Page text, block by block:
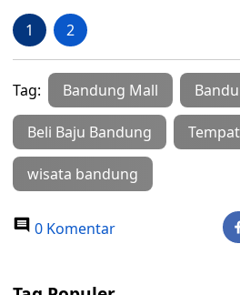
1 2
Tag: Bandung Mall
Beli Baju Bandung
wisata bandung
0 Komentar